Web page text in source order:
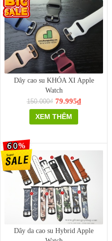
Dây cao su KHÓA XI Apple
Watch
150.000₫ 79.995₫
XEM THÊM
Dây da cao su Hybrid Apple